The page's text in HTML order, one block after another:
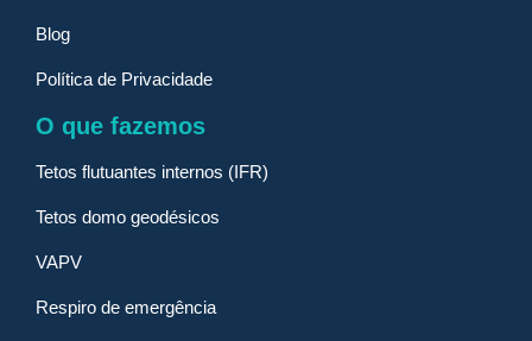
Blog
Política de Privacidade
O que fazemos
Tetos flutuantes internos (IFR)
Tetos domo geodésicos
VAPV
Respiro de emergência